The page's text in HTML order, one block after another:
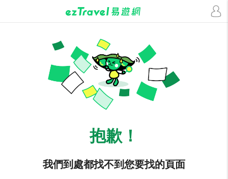
抱歉！
我們到處都找不到您要找的頁面